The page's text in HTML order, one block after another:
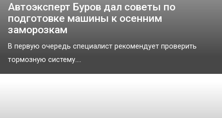
Автоэксперт Буров дал советы по
подготовке машины к осенним
заморозкам
В первую очередь специалист рекомендует проверить
тормозную систему....